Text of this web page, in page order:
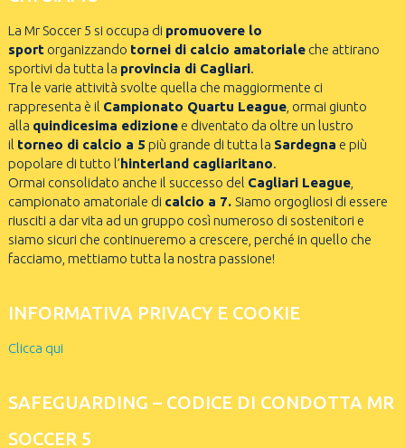
La Mr Soccer 5 si occupa di promuovere lo
sportorganizzando tornei di calcio amatorialeche attirano
sportivi da tutta la provincia di Cagliari.
Tra le varie attività svolte quella che maggiormente ci
rappresenta è il Campionato Quartu League, ormai giunto
alla quindicesima edizionee diventato da oltre un lustro
il torneo di calcio a 5 più grande di tutta la Sardegna e più
popolare di tutto l’ hinterland cagliaritano.
Ormai consolidato anche il successo del Cagliari League,
campionato amatoriale di calcio a 7. Siamo orgogliosi di essere
riusciti a dar vita ad un gruppo così numeroso di sostenitori e
siamo sicuri che continueremo a crescere, perché in quello che
facciamo, mettiamo tutta la nostra passione!
INFORMATIVA PRIVACY E COOKIE
Clicca qui
SAFEGUARDING – CODICE DI CONDOTTA MR
SOCCER 5